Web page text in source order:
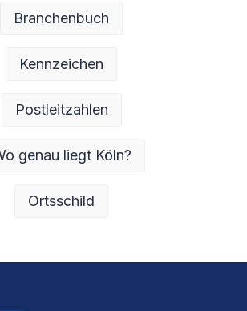
Branchenbuch
Kennzeichen
Postleitzahlen
genau liegt Köln?
Ortsschild